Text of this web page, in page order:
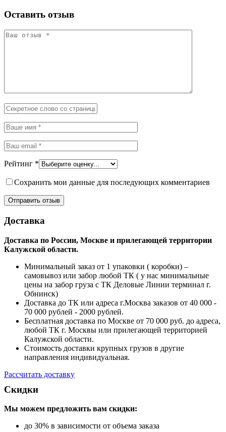
Оставить отзыв
Рейтинг *
Сохранить мои данные для последующих комментариев
Доставка
Доставка по России, Москве и прилегающей территории
Калужской области.
Минимальный заказ от 1 упаковки ( коробки) –
самовывоз или забор любой ТК ( у нас минимальные
цены на забор груза с ТК Деловые Линии терминал г.
Обнинск)
Доставка до ТК или адреса г.Москва заказов от 40 000 -
70 000 рублей - 2000 рублей.
Бесплатная доставка по Москве от 70 000 руб. до адреса,
любой ТК г. Москвы или прилегающей территорией
Калужской области.
Стоимость доставки крупных грузов в другие
направления индивидуальная.
Рассчитать доставку
Скидки
Мы можем предложить вам скидки:
до 30% в зависимости от объема заказа